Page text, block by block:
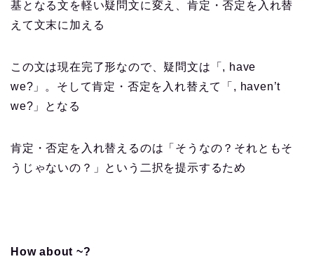
基となる文を軽い疑問文に変え、肯定・否定を入れ替
えて文末に加える
この文は現在完了形なので、疑問文は「, have
we?」。そして肯定・否定を入れ替えて「, haven’t
we?」となる
肯定・否定を入れ替えるのは「そうなの？それともそ
うじゃないの？」という二択を提示するため
How about ~?